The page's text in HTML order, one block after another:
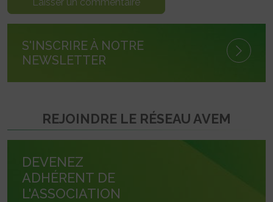
S'INSCRIRE À NOTRE
NEWSLETTER
REJOINDRE LE RÉSEAU AVEM
DEVENEZ
ADHÉRENT DE
L'ASSOCIATION